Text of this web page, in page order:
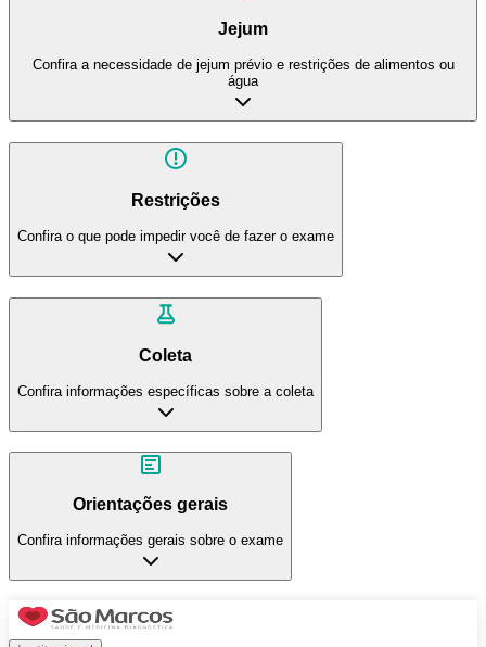
Jejum
Confira a necessidade de jejum prévio e restrições de alimentos ou
água
Restrições
Confira o que pode impedir você de fazer o exame
Coleta
Confira informações específicas sobre a coleta
Orientações gerais
Confira informações gerais sobre o exame